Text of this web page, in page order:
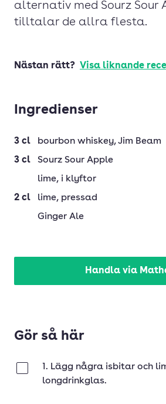
alternativ med Sourz Sour
tilltalar de allra flesta.
Nästan rätt? Visa liknande
Ingredienser
3 cl bourbon whiskey, Jim Beam
3 cl
Sourz Sour Apple
lime, i klyftor
2 cl lime, pressad
Ginger Ale
Handla via
Gör så här
1. Lägg några isbitar och
longdrinkglas.